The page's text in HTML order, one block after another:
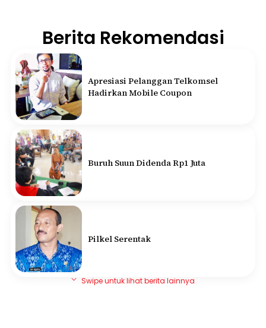
Berita Rekomendasi
Apresiasi Pelanggan Telkomsel
Hadirkan Mobile Coupon
Buruh Suun Didenda Rp1 Juta
Pilkel Serentak
Swipe untuk lihat berita lainnya